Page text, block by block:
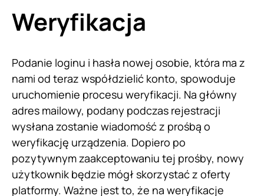
Weryfikacja
Podanie loginu i hasła nowej osobie, która ma z
nami od teraz współdzielić konto, spowoduje
uruchomienie procesu weryfikacji. Na główny
adres mailowy, podany podczas rejestracji
wysłana zostanie wiadomość z prośbą o
weryfikację urządzenia. Dopiero po
pozytywnym zaakceptowaniu tej prośby, nowy
użytkownik będzie mógł skorzystać z oferty
platformy. Ważne jest to, że na weryfikacje